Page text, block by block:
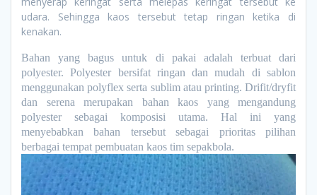
udara. Sehingga kaos tersebut tetap ringan ketika di
kenakan.
Bahan yang bagus untuk di pakai adalah terbuat dari
polyester. Polyester bersifat ringan dan mudah di sablon
menggunakan polyflex serta sublim atau printing. Drifit/dryfit
dan serena merupakan bahan kaos yang mengandung
polyester sebagai komposisi utama. Hal ini yang
menyebabkan bahan tersebut sebagai prioritas pilihan
berbagai tempat pembuatan kaos tim sepakbola.